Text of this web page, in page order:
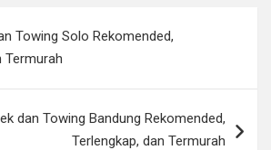
Towing Solo Rekomended,
Termurah
dan Towing Bandung Rekomended,
Terlengkap, dan Termurah